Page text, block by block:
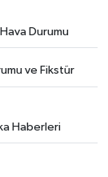
Durumu
ve Fikstür
Haberleri